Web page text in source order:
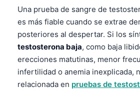
Una prueba de sangre de
es más fiable cuando se extrae
posteriores al despertar. Si los
testosterona baja, como baja
erecciones matutinas, menor
infertilidad o anemia inexplicada,
relacionada en pruebas de